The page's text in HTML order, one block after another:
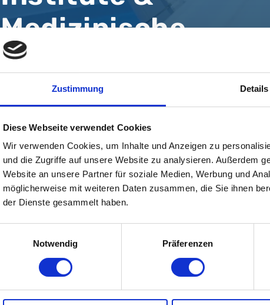
Zustimmung Details
Diese Webseite verwendet Cookies
Wir verwenden Cookies, um Inhalte und Anzeigen zu
und die Zugriffe auf unsere Website zu analysieren. Außerdem
Website an unsere Partner für soziale Medien, Werbung und
möglicherweise mit weiteren Daten zusammen, die Sie ihnen
der Dienste gesammelt haben.
Notwendig
Präferenzen
Medizinische
Dienstleister
Klinische